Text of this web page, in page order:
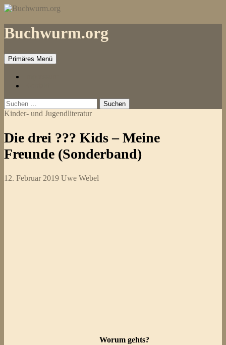
Zum
springen
Buchwurm.org
Primäres Menü
Suchen
nach:
Kinder- und Jugendliteratur
Die drei ??? Kids – Meine
Freunde (Sonderband)
12. Februar 2019 Uwe Webel
Worum gehts?